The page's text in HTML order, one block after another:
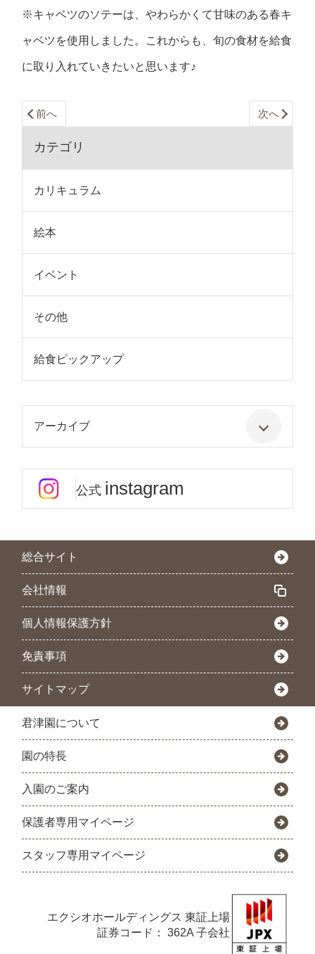
※キャベツのソテーは、やわらかくて甘味のある春キ
ャベツを使用しました。これからも、旬の食材を給食
に取り入れていきたいと思います♪
前へ 次へ
カテゴリ
カリキュラム
絵本
イベント
その他
給食ピックアップ
アーカイブ
公式 instagram
総合サイト
会社情報
個人情報保護方針
免責事項
サイトマップ
君津園について
園の特長
入園のご案内
保護者専用マイページ
スタッフ専用マイページ
エクシオホールディングス 東証上場
証券コード： 362A 子会社